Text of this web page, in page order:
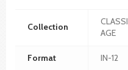
Collection
AGE
Format IN-12